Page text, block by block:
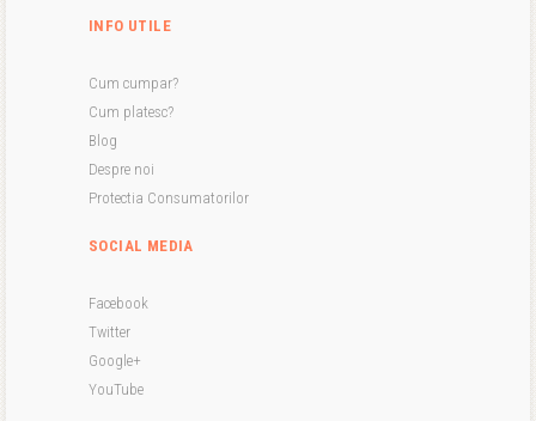
INFO UTILE
Cum cumpar?
Cum platesc?
Blog
Despre noi
Protectia Consumatorilor
SOCIAL MEDIA
Facebook
Twitter
Google+
YouTube